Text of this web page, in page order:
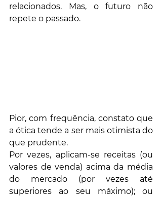
relacionados. Mas, o futuro não
repete o passado.
Pior, com frequência, constato que
a ótica tende a ser mais otimista do
que prudente.
Por vezes, aplicam-se receitas (ou
valores de venda) acima da média
do mercado (por vezes até
superiores ao seu máximo); ou